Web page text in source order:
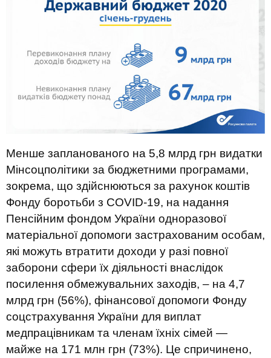
Менше запланованого на 5,8 млрд грн видатки
Мінсоцполітики за бюджетними програмами,
зокрема, що здійснюються за рахунок коштів
Фонду боротьби з COVID-19, на надання
Пенсійним фондом України одноразової
матеріальної допомоги застрахованим особам,
які можуть втратити доходи у разі повної
заборони сфери їх діяльності внаслідок
посилення обмежувальних заходів, – на 4,7
млрд грн (56%), фінансової допомоги Фонду
соцстрахування України для виплат
медпрацівникам та членам їхніх сімей —
майже на 171 млн грн (73%). Це спричинено,